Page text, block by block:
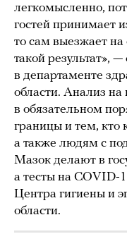
легкомысленно,
гостей принимает
то сам выезжает на
такой результат»,
в департаменте
области. Анализ
в обязательном
границы и тем, кто
а также людям с
Мазок делают в
а тесты на COVID-
Центра гигиены и
области.